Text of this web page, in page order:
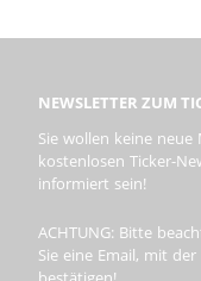
NEWSLETTER ZUM
Sie wollen keine neue
kostenlosen Ticker-
informiert sein!
ACHTUNG: Bitte
Sie eine Email, mit